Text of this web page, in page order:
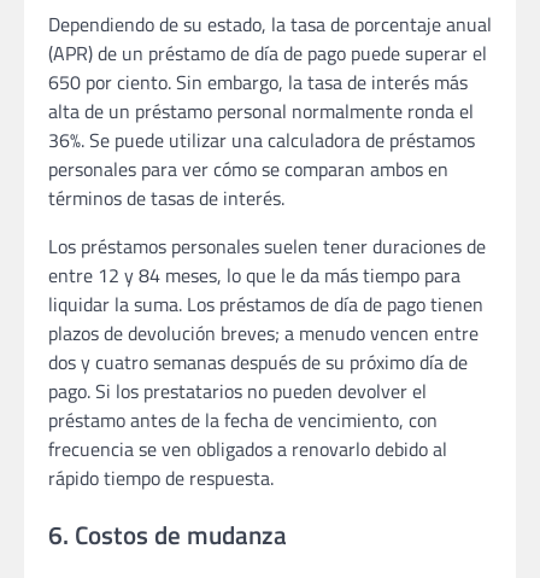
Dependiendo de su estado, la tasa de porcentaje anual
(APR) de un préstamo de día de pago puede superar el
650 por ciento. Sin embargo, la tasa de interés más
alta de un préstamo personal normalmente ronda el
36%. Se puede utilizar una calculadora de préstamos
personales para ver cómo se comparan ambos en
términos de tasas de interés.
Los préstamos personales suelen tener duraciones de
entre 12 y 84 meses, lo que le da más tiempo para
liquidar la suma. Los préstamos de día de pago tienen
plazos de devolución breves; a menudo vencen entre
dos y cuatro semanas después de su próximo día de
pago. Si los prestatarios no pueden devolver el
préstamo antes de la fecha de vencimiento, con
frecuencia se ven obligados a renovarlo debido al
rápido tiempo de respuesta.
6. Costos de mudanza